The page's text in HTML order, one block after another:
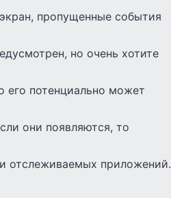
пропущенные события
но очень хотите
его потенциально может
они появляются, то
отслеживаемых приложений.